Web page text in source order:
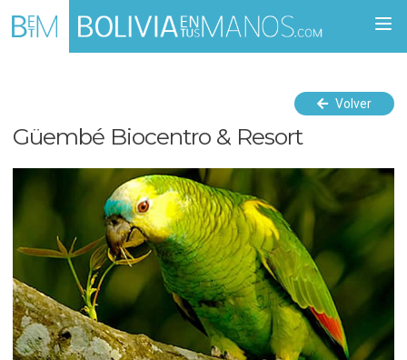
Volver
Güembé Biocentro & Resort